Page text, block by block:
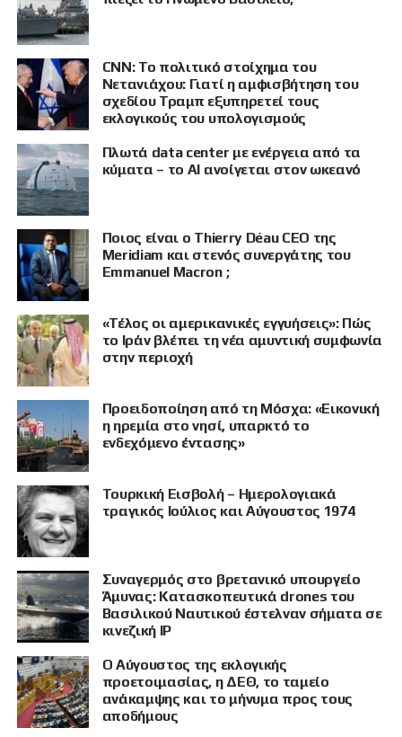
ΠΡΟΒΟΛΗ
CNN: Το πολιτικό στοίχημα του
Νετανιάχου: Γιατί η αμφισβήτηση του
σχεδίου Τραμπ εξυπηρετεί τους
εκλογικούς του υπολογισμούς
Πλωτά data center με ενέργεια από τα
κύματα – το AI ανοίγεται στον ωκεανό
Ποιος είναι ο Thierry Déau CEO της
Meridiam και στενός συνεργάτης του
Emmanuel Macron ;
«Τέλος οι αμερικανικές εγγυήσεις»: Πώς
το Ιράν βλέπει τη νέα αμυντική συμφωνία
στην περιοχή
Προειδοποίηση από τη Μόσχα: «Εικονική
η ηρεμία στο νησί, υπαρκτό το
ενδεχόμενο έντασης»
Τουρκική Εισβολή – Ημερολογιακά
τραγικός Ιούλιος και Αύγουστος 1974
Συναγερμός στο βρετανικό υπουργείο
Άμυνας: Κατασκοπευτικά drones του
Βασιλικού Ναυτικού έστελναν σήματα σε
κινεζική IP
Ο Αύγουστος της εκλογικής
προετοιμασίας, η ΔΕΘ, το ταμείο
ανάκαμψης και το μήνυμα προς τους
αποδήμους